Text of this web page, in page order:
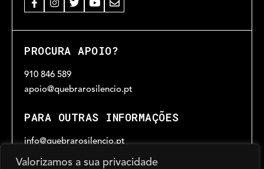
Valorizamos a sua privacidade
PROCURA APOIO?
910 846 589
apoio@quebrarosilencio.pt
PARA OUTRAS INFORMAÇÕES
info@quebrarosilencio.pt